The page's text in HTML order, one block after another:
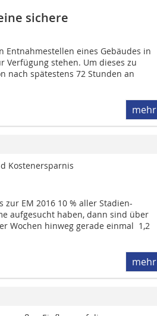
sichere
Entnahmestellen eines Gebäudes in
Verfügung stehen. Um dieses zu
nach spätestens 72 Stunden an
mehr
Kostenersparnis
zur EM 2016 10 % aller Stadien-
aufgesucht haben, dann sind über
Wochen hinweg gerade einmal 1,2
mehr